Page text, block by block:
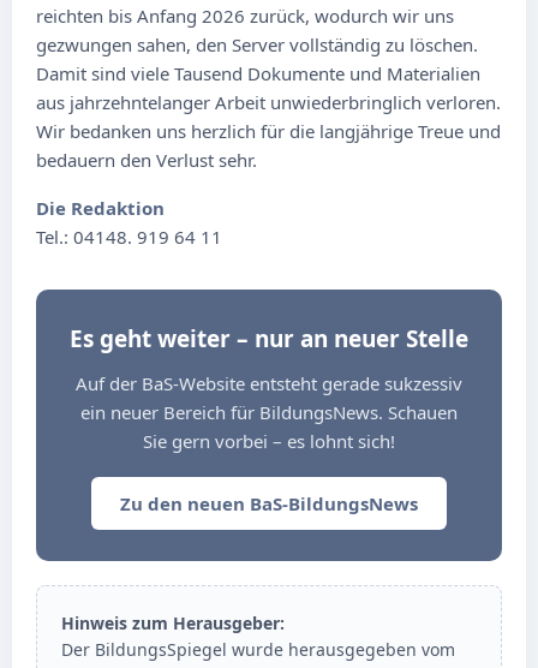
reichten bis Anfang 2026 zurück, wodurch wir uns
gezwungen sahen, den Server vollständig zu löschen.
Damit sind viele Tausend Dokumente und Materialien
aus jahrzehntelanger Arbeit unwiederbringlich verloren.
Wir bedanken uns herzlich für die langjährige Treue und
bedauern den Verlust sehr.
Die Redaktion
Tel.: 04148. 919 64 11
Es geht weiter – nur an neuer Stelle
Auf der BaS-Website entsteht gerade sukzessiv
ein neuer Bereich für BildungsNews. Schauen
Sie gern vorbei – es lohnt sich!
Zu den neuen BaS-BildungsNews
Hinweis zum Herausgeber:
Der BildungsSpiegel wurde herausgegeben vom